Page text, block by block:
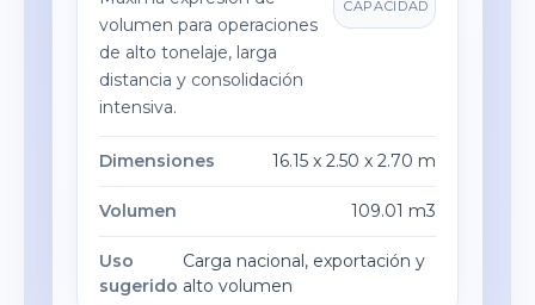
volumen para operaciones
de alto tonelaje, larga
distancia y consolidación
intensiva.
CAPACIDAD
Dimensiones 16.15 x 2.50 x 2.70 m
Volumen 109.01 m3
Uso
sugerido
Carga nacional, exportación y
alto volumen